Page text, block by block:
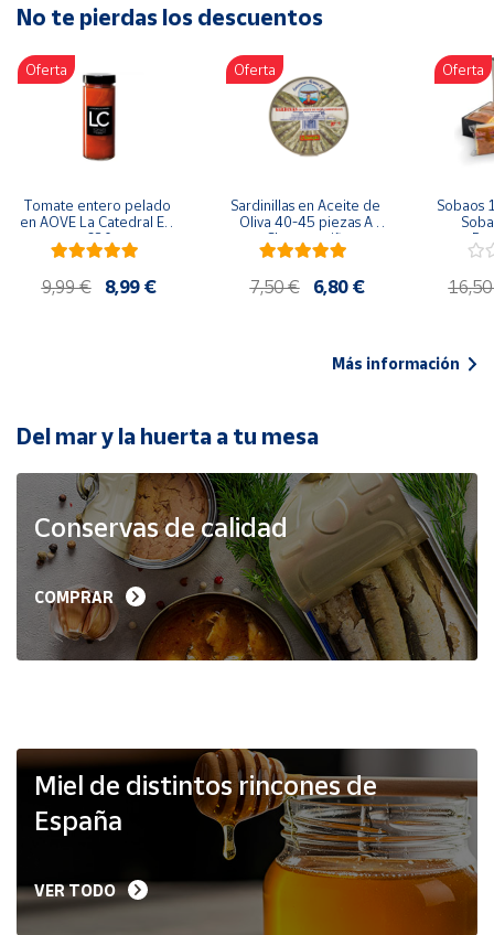
Artesanía
Oficina y
Papelería
Para Canarias,
Ceuta y Melilla
populares
Bono
Cultural
de Correos
Market
Productos
Solidarios
Ayuda
Vendedores
Mapa de
Hazte
vendedor
No te pierdas los descuentos
Oferta
Tomate entero pelado
en AOVE La Catedral ER-
630
9,99 € 8,99 €
Oferta
Sardinillas en Aceite de
Oliva 40-45 piezas A
Churrusquiña
7,50 € 6,80 €
Oferta
Sobaos
Más información
Del mar y la huerta a tu mesa
Conservas de calidad
COMPRAR
Miel de distintos rincones de
España
VER TODO